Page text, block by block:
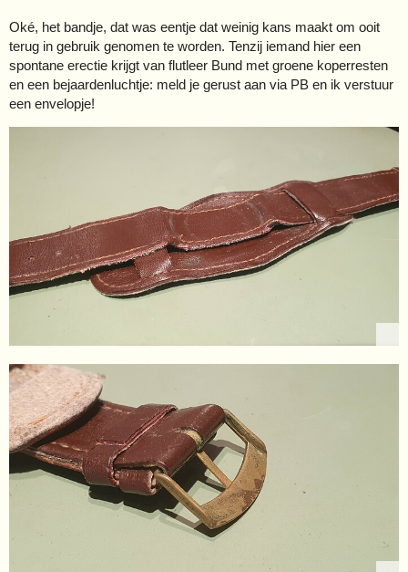
Oké, het bandje, dat was eentje dat weinig kans maakt om ooit
terug in gebruik genomen te worden. Tenzij iemand hier een
spontane erectie krijgt van flutleer Bund met groene koperresten
en een bejaardenluchtje: meld je gerust aan via PB en ik verstuur
een envelopje!